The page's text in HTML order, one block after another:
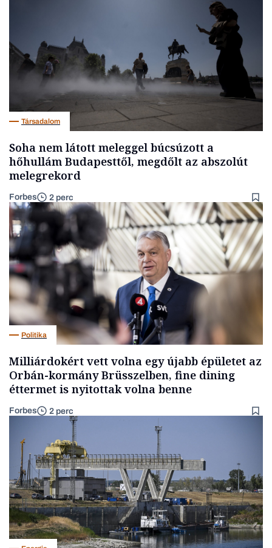
Társadalom
Soha nem látott meleggel búcsúzott a
hőhullám Budapesttől, megdőlt az abszolút
melegrekord
Forbes 2 perc
Politika
Milliárdokért vett volna egy újabb épületet az
Orbán-kormány Brüsszelben, fine dining
éttermet is nyitottak volna benne
Forbes 2 perc